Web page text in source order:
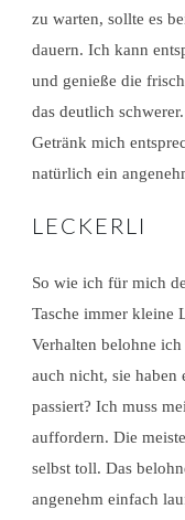
zu warten, sollte es
dauern. Ich kann
und genieße die
das deutlich
Getränk mich
natürlich ein
LECKERLI
So wie ich für mich
Tasche immer kleine
Verhalten belohne
auch nicht, sie haben
passiert? Ich muss
auffordern. Die
selbst toll. Das
angenehm einfach